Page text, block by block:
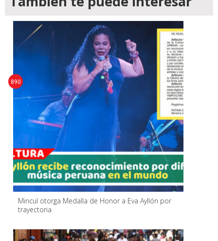
Mincul otorga Medalla de Honor a Eva Ayllón por
trayectoria
890